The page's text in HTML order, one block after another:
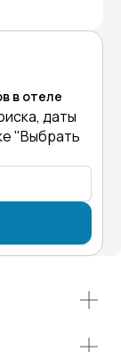
в отеле
даты
"Выбрать